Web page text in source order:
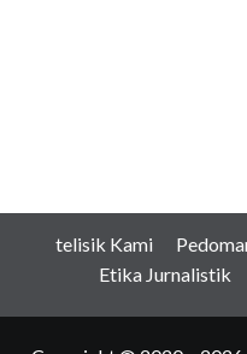
telisik Kami
Etika Jurnalistik